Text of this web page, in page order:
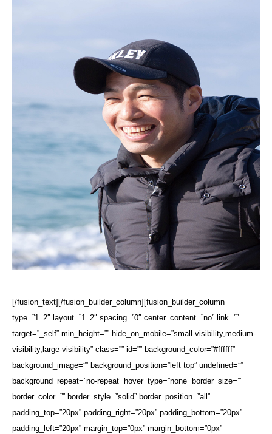
[/fusion_text][/fusion_builder_column][fusion_builder_column
type=”1_2″ layout=”1_2″ spacing=”0″ center_content=”no” link=””
target=”_self” min_height=”” hide_on_mobile=”small-visibility,medium-
visibility,large-visibility” class=”” id=”” background_color=”#ffffff”
background_image=”” background_position=”left top” undefined=””
background_repeat=”no-repeat” hover_type=”none” border_size=””
border_color=”” border_style=”solid” border_position=”all”
padding_top=”20px” padding_right=”20px” padding_bottom=”20px”
padding_left=”20px” margin_top=”0px” margin_bottom=”0px”